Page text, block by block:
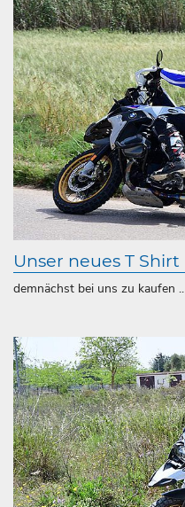
Unser neues T Shirt
demnächst bei uns zu kaufen ..